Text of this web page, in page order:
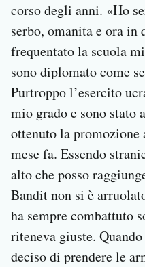
corso degli anni. «Ho
serbo, omanita e ora
frequentato la scuola
sono diplomato come
Purtroppo l’esercito
mio grado e sono stato
ottenuto la promozione
mese fa. Essendo
alto che posso
Bandit non si è
ha sempre combattuto
riteneva giuste.
deciso di prendere le